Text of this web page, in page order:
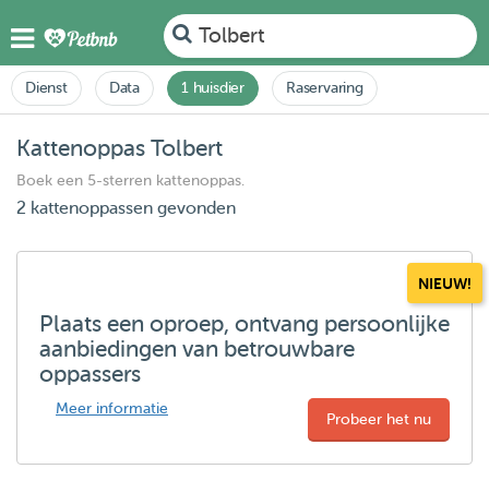
Tolbert
Dienst Data 1 huisdier Raservaring
Kattenoppas Tolbert
Boek een 5-sterren kattenoppas.
2 kattenoppassen gevonden
NIEUW!
Plaats een oproep, ontvang persoonlijke
aanbiedingen van betrouwbare
oppassers
Meer informatie
Probeer het nu